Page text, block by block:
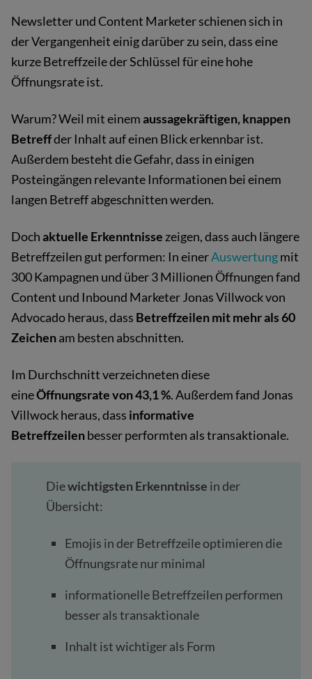
Newsletter und Content Marketer schienen sich in
der Vergangenheit einig darüber zu sein, dass eine
kurze Betreffzeile der Schlüssel für eine hohe
Öffnungsrate ist.
Warum? Weil mit einemaussagekräftigen, knappen
Betreffder Inhalt auf einen Blick erkennbar ist.
Außerdem besteht die Gefahr, dass in einigen
Posteingängen relevante Informationen bei einem
langen Betreff abgeschnitten werden.
Dochaktuelle Erkenntnisse zeigen, dass auch längere
Betreffzeilen gut performen: In einerAuswertungmit
300 Kampagnen und über 3 Millionen Öffnungen fand
Content und Inbound Marketer Jonas Villwock von
Advocado heraus, dass Betreffzeilen mit mehr als 60
Zeichenam besten abschnitten.
Im Durchschnitt verzeichneten diese
eineÖffnungsrate von 43,1 %. Außerdem fand Jonas
Villwock heraus, dass informative
Betreffzeilenbesser performten als transaktionale.
Diewichtigsten Erkenntnisse in der
Übersicht:
Emojis in der Betreffzeile optimieren die
Öffnungsrate nur minimal
informationelle Betreffzeilen performen
besser als transaktionale
Inhalt ist wichtiger als Form